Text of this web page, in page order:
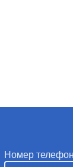
Номер